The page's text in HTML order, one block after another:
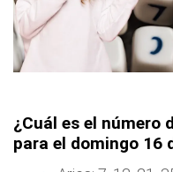
¿Cuál es el número
para el domingo 16